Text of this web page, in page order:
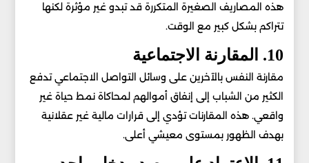
هذه المصاريف الصغيرة المتكررة قد تبدو غير مؤثرة لكنها
تتراكم بشكل كبير مع الوقت.
10. المقارنة الاجتماعية
مقارنة النفس بالآخرين على وسائل التواصل الاجتماعي تدفع
الكثير من الشباب إلى إنفاق أموالهم لمحاكاة نمط حياة غير
واقعي. هذه المقارنات تؤدي إلى قرارات مالية غير عقلانية
بهدف الظهور بمستوى معيشي أعلى.